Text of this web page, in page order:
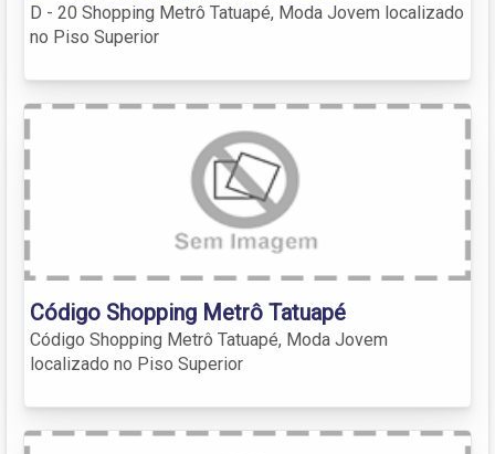
D - 20 Shopping Metrô Tatuapé, Moda Jovem localizado
no Piso Superior
Código Shopping Metrô Tatuapé
Código Shopping Metrô Tatuapé, Moda Jovem
localizado no Piso Superior